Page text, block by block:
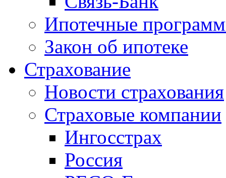
Ипотечные
Закон об ипотеке
Страхование
Новости страхования
Страховые компании
Ингосстрах
Россия